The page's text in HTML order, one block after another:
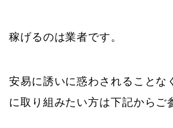
稼げるのは業者です。
安易に誘いに惑わされることな
に取り組みたい方は下記からご